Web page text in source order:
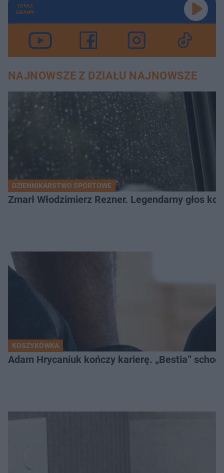
TERAZ
GRAMY
NAJNOWSZE Z DZIAŁU NAJNOWSZE
DZIENNIKARSTWO SPORTOWE
Zmarł Włodzimierz Rezner. Legendarny głos
KOSZYKÓWKA
Adam Hrycaniuk kończy karierę. „Bestia”